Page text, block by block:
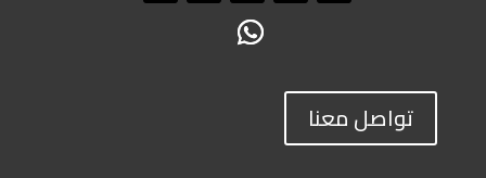
تواصل معنا